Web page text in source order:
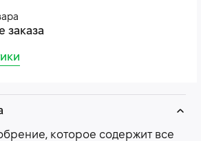
заказа
которое содержит все